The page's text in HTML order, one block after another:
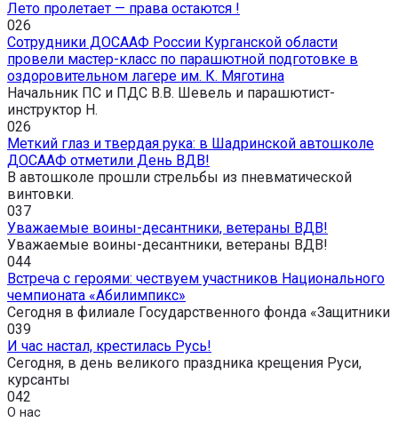
Лето пролетает — права остаются !
026
Сотрудники ДОСААФ России Курганской области
провели мастер-класс по парашютной подготовке в
оздоровительном лагере им. К. Мяготина
Начальник ПС и ПДС В.В. Шевель и парашютист-
инструктор Н.
026
Меткий глаз и твердая рука: в Шадринской автошколе
ДОСААФ отметили День ВДВ!
В автошколе прошли стрельбы из пневматической
винтовки.
037
Уважаемые воины-десантники, ветераны ВДВ!
Уважаемые воины-десантники, ветераны ВДВ!
044
Встреча с героями: чествуем участников Национального
чемпионата «Абилимпикс»
Сегодня в филиале Государственного фонда «Защитники
039
И час настал, крестилась Русь!
Сегодня, в день великого праздника крещения Руси,
курсанты
042
О нас